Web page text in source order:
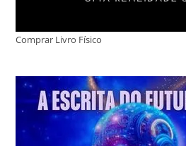
Comprar Livro Físico